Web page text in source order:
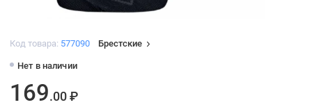
Код товара: 577090 Брестские
Нет в наличии
169.00 ₽